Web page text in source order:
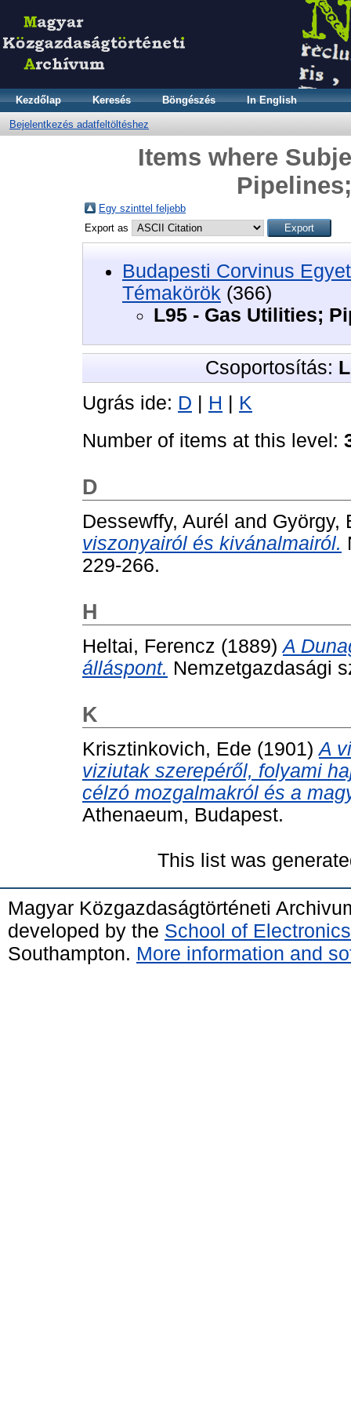
Kezdőlap Keresés Böngészés In English
Bejelentkezés adatfeltöltéshez
Items where
Egy szinttel feljebb
Export as
Budapesti Corvinus
Témakörök (366)
L95 - Gas Utilities;
Csoportosítás:
Ugrás ide: D H
K
Number of items at this level:
D
Dessewffy, Aurél and György,
viszonyairól és kivánalmairól.
229-266.
H
Heltai, Ferencz (1889)A
álláspont. Nemzetgazdasági
K
Krisztinkovich, Ede (1901)A
viziutak szerepéről, folyami
célzó mozgalmakról és a
Athenaeum, Budapest.
This list was
Magyar Közgazdaságtörténeti
developed by the School of
Southampton. More information and